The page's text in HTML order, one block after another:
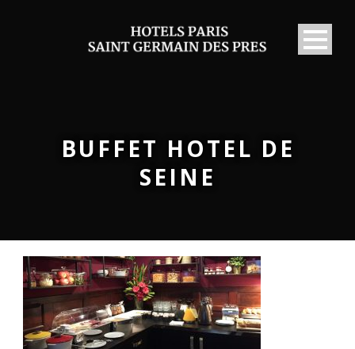
BUFFET HOTEL DE
SEINE